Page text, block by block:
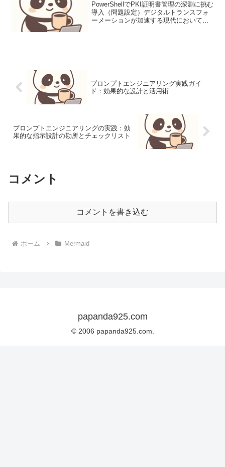
PowerShellでPKI証明書管理の深淵に挑む
導入（問題設定）デジタルトランスフォ
ーメーションが加速する現代において、
プロンプトエンジニアリング実践ガイ
ド：効果的な設計と活用術
プロンプトエンジニアリングの実践：効
果的な指示設計の勘所とチェックリスト
コメント
コメントを書き込む
ホーム Mermaid
papanda925.com
© 2006 papanda925.com.